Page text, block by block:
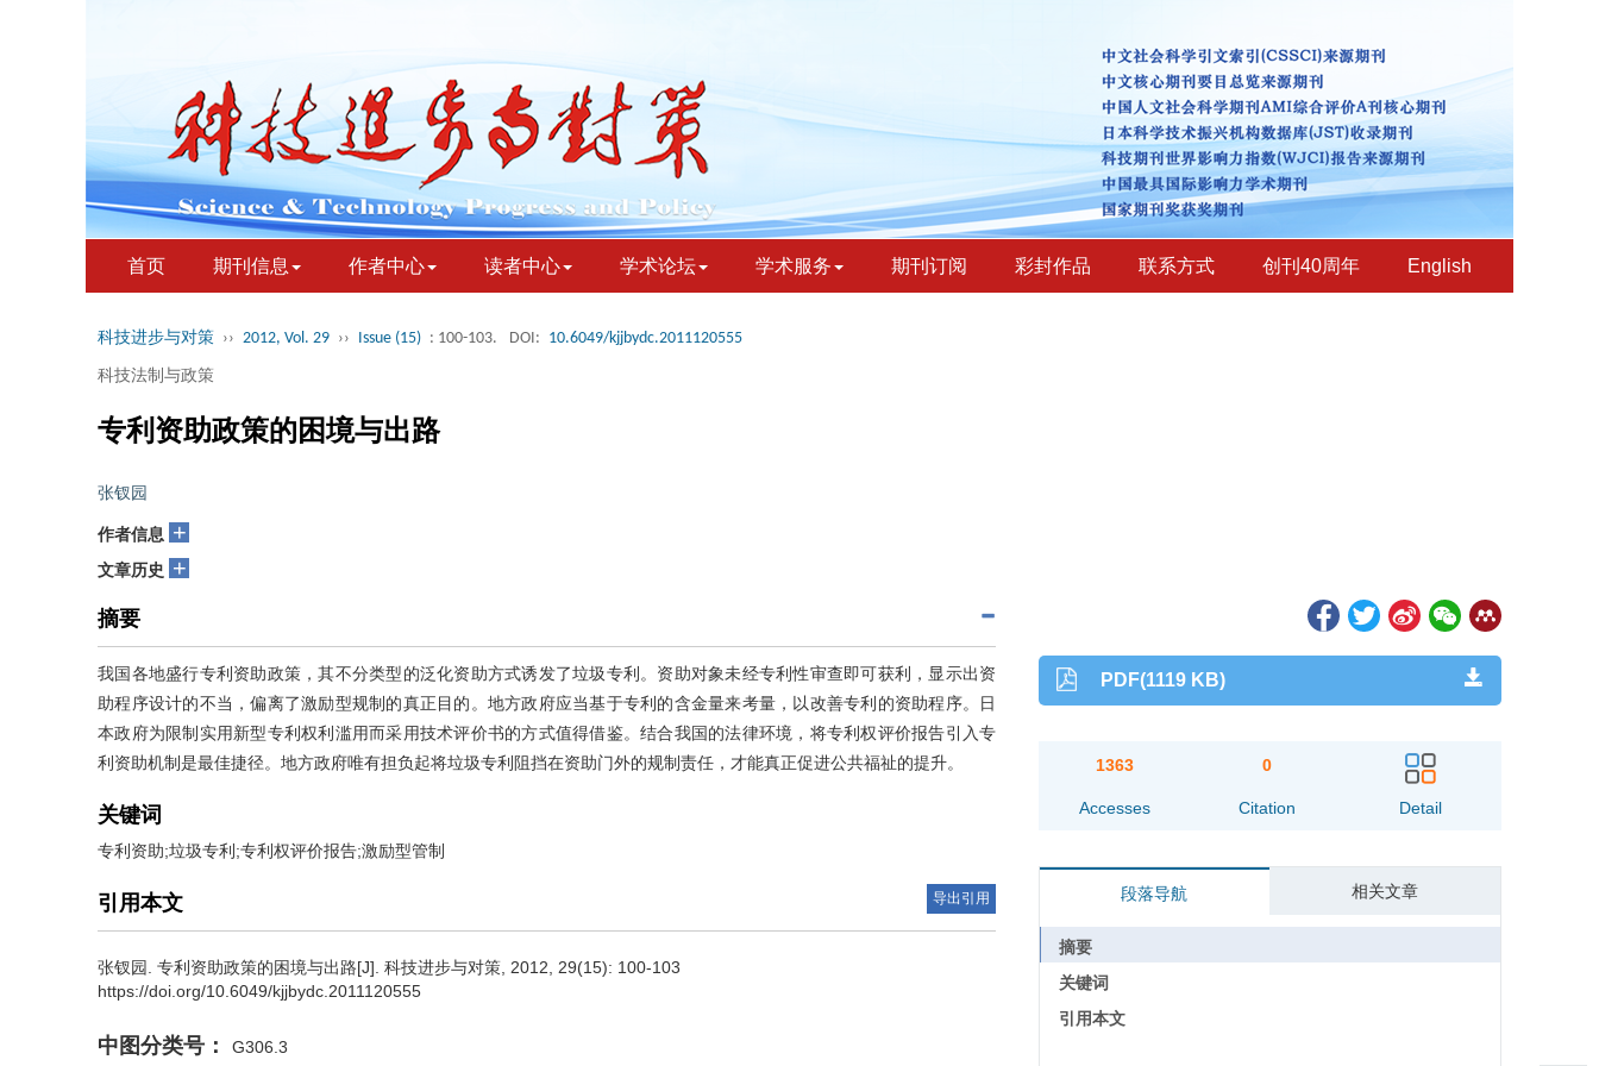
首页 期刊信息 作者中心 读者中心 学术论坛 学术服务 期刊订阅 彩封作品 联系方式 创刊40周年 English
科技进步与对策 ›› 2012, Vol. 29 ›› Issue (15) : 100-103. DOI: 10.6049/kjjbydc.2011120555
科技法制与政策
专利资助政策的困境与出路
张钗园
作者信息 +
文章历史 +
摘要
我国各地盛行专利资助政策，其不分类型的泛化资助方式诱发了垃圾专利。资助对象未经专利性审查即可获利，显示出资
助程序设计的不当，偏离了激励型规制的真正目的。地方政府应当基于专利的含金量来考量，以改善专利的资助程序。日
本政府为限制实用新型专利权利滥用而采用技术评价书的方式值得借鉴。结合我国的法律环境，将专利权评价报告引入专
利资助机制是最佳捷径。地方政府唯有担负起将垃圾专利阻挡在资助门外的规制责任，才能真正促进公共福祉的提升。
关键词
专利资助;垃圾专利;专利权评价报告;激励型管制
引用本文 导出引用
张钗园
专利资助政策的困境与出路[J]. 科技进步与对策, 2012, 29(15): 100-103
https://doi.org/10.6049/kjjbydc.2011120555
中图分类号： G306.3
PDF(1119 KB)
1363
Accesses
0
Citation Detail
段落导航 相关文章
摘要
关键词
引用本文